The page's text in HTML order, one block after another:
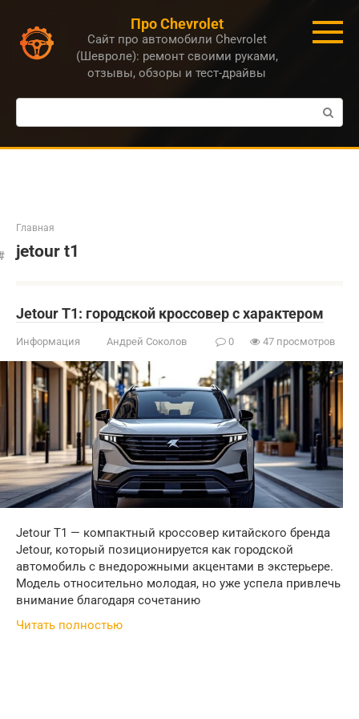
контенту
Про Chevrolet
Сайт про автомобили Chevrolet
(Шевроле): ремонт своими руками,
отзывы, обзоры и тест-драйвы
Поиск:
Главная
jetour t1
Jetour T1: городской кроссовер с характером
Информация Андрей Соколов 0 47 просмотров
Jetour T1 — компактный кроссовер китайского бренда
Jetour, который позиционируется как городской
автомобиль с внедорожными акцентами в экстерьере.
Модель относительно молодая, но уже успела привлечь
внимание благодаря сочетанию
Читать полностью